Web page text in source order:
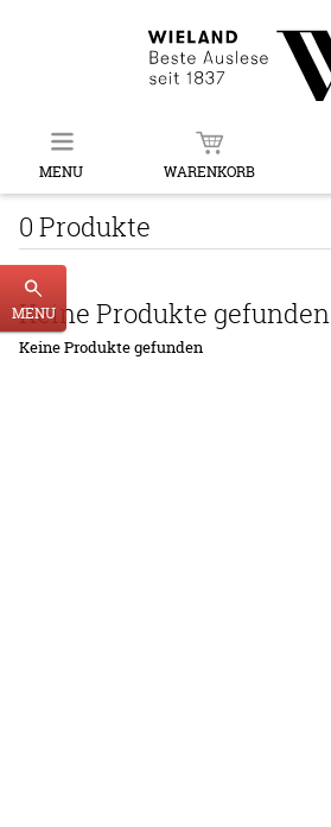
MENU WARENKORB
MENU
0 Produkte
Keine Produkte gefunden
Keine Produkte gefunden